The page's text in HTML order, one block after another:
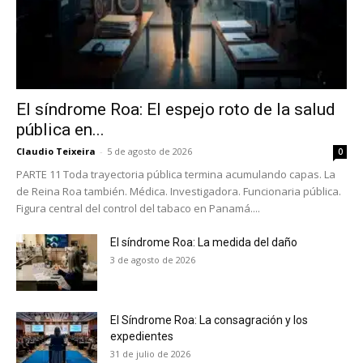
El síndrome Roa: El espejo roto de la salud
pública en...
Claudio Teixeira - 5 de agosto de 2026 0
PARTE 11 Toda trayectoria pública termina acumulando capas. La
de Reina Roa también. Médica. Investigadora. Funcionaria pública.
Figura central del control del tabaco en Panamá....
El síndrome Roa: La medida del daño
3 de agosto de 2026
El Síndrome Roa: La consagración y los
expedientes
31 de julio de 2026